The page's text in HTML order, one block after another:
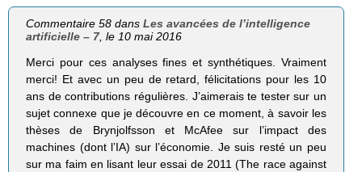
Commentaire 58 dansLes avancées de l’intelligence
artificielle – 7, le 10 mai 2016
Merci pour ces analyses fines et synthétiques. Vraiment
merci! Et avec un peu de retard, félicitations pour les 10
ans de contributions régulières. J’aimerais te tester sur un
sujet connexe que je découvre en ce moment, à savoir les
thèses de Brynjolfsson et McAfee sur l’impact des
machines (dont l’IA) sur l’économie. Je suis resté un peu
sur ma faim en lisant leur essai de 2011 (The race against